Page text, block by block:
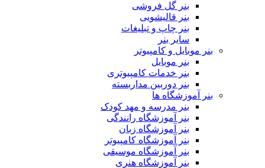
بنر گل فروشی
بنر قالیشویی
بنر چاپ و تبلیغات
سایر بنر
بنر موبایل و کامپیوتر
بنر موبایل
بنر خدمات کامپیوتری
بنر دوربین مداربسته
بنر آموزشگاه ها
بنر مدرسه و مهد کودک
بنر آموزشگاه رانندگی
بنر آموزشگاه زبان
بنر آموزشگاه کامپیوتر
بنر آموزشگاه موسیقی
بنر آموزشگاه هنری